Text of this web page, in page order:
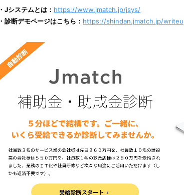
・Jシステムとは： https://www.jmatch.jp/jsys/​
・診断デモページはこちら： https://shindan.jmatch.jp/